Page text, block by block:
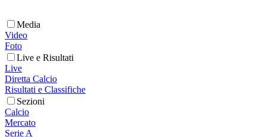
Media
Video
Foto
Live e Risultati
Live
Diretta Calcio
Risultati e Classifiche
Sezioni
Calcio
Mercato
Serie A